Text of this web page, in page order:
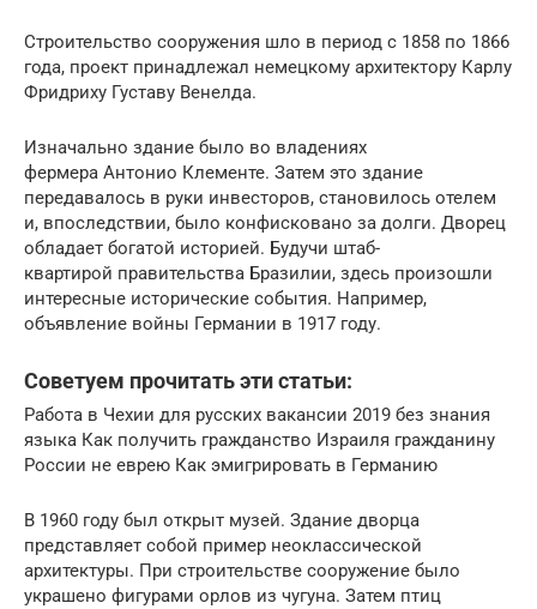
Строительство сооружения шло в период с 1858 по 1866
года, проект принадлежал немецкому архитектору Карлу
Фридриху Густаву Венелда.
Изначально здание было во владениях
фермера Антонио Клементе. Затем это здание
передавалось в руки инвесторов, становилось отелем
и, впоследствии, было конфисковано за долги. Дворец
обладает богатой историей. Будучи штаб-
квартирой правительства Бразилии, здесь произошли
интересные исторические события. Например,
объявление войны Германии в 1917 году.
Советуем прочитать эти статьи:
Работа в Чехии для русских вакансии 2019 без знания
языка Как получить гражданство Израиля гражданину
России не еврею Как эмигрировать в Германию
В 1960 году был открыт музей. Здание дворца
представляет собой пример неоклассической
архитектуры. При строительстве сооружение было
украшено фигурами орлов из чугуна. Затем птиц